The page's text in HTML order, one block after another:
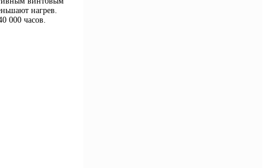
нагрев.
000 часов.